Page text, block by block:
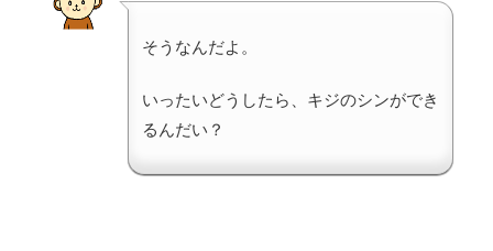
そうなんだよ。
いったいどうしたら、キジのシンができ
るんだい？